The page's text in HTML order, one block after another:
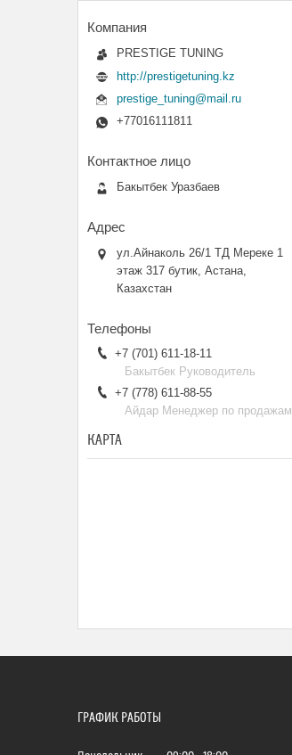
PRESTIGE TUNING
http://prestigetuning.kz
prestige_tuning@mail.ru
+77016111811
Бакытбек Уразбаев
ул.Айнаколь 26/1 ТД Мереке 1
этаж 317 бутик, Астана,
Казахстан
+7 (701) 611-18-11
Бакытбек Руководитель
+7 (778) 611-88-55
Айдар Менеджер по продажам
КАРТА
ГРАФИК РАБОТЫ